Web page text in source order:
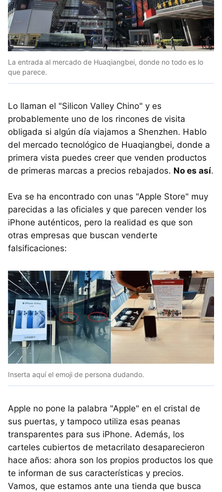
La entrada al mercado de Huaqiangbei, donde no todo es lo
que parece.
Lo llaman el "Silicon Valley Chino" y es
probablemente uno de los rincones de visita
obligada si algún día viajamos a Shenzhen. Hablo
del mercado tecnológico de Huaqiangbei, donde a
primera vista puedes creer que venden productos
de primeras marcas a precios rebajados. No es así.
Eva se ha encontrado con unas "Apple Store" muy
parecidas a las oficiales y que parecen vender los
iPhone auténticos, pero la realidad es que son
otras empresas que buscan venderte
falsificaciones:
Inserta aquí el emoji de persona dudando.
Apple no pone la palabra "Apple" en el cristal de
sus puertas, y tampoco utiliza esas peanas
transparentes para sus iPhone. Además, los
carteles cubiertos de metacrilato desaparecieron
hace años: ahora son los propios productos los que
te informan de sus características y precios.
Vamos, que estamos ante una tienda que busca